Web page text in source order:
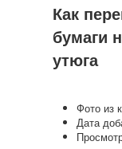
Как
бумаги
утюга
Фото из
Дата